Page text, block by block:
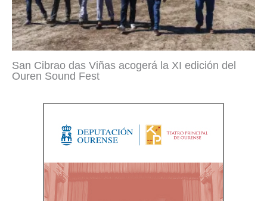
San Cibrao das Viñas acogerá la XI edición del
Ouren Sound Fest